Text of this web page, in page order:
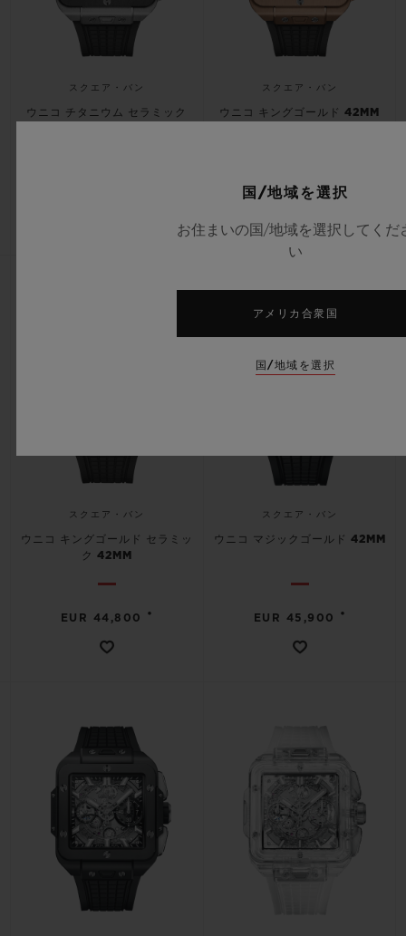
スクエア・バン
ウニコ チタニウム セラミック
スクエア・バン
ウニコ キングゴールド 42MM
EUR 48,300 •
スクエア・バン
ウニコ キングゴールド セラミッ
ク 42MM
EUR 44,800 •
スクエア・バン
ウニコ マジックゴールド 42MM
EUR 45,900 •
国/地域を選択
お住まいの国/地域を選択してくだ
い
アメリカ合衆国
国/地域を選択